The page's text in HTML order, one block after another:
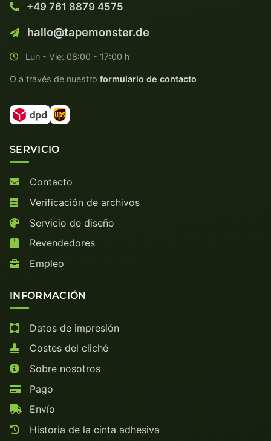
+49 761 8879 4575
hallo@tapemonster.de
Lun - Vie: 08:00 - 17:00 h
O a través de nuestro formulario de contacto
SERVICIO
Contacto
Verificación de archivos
Servicio de diseño
Revendedores
Empleo
INFORMACIÓN
Datos de impresión
Costes del cliché
Sobre nosotros
Pago
Envío
Historia de la cinta adhesiva